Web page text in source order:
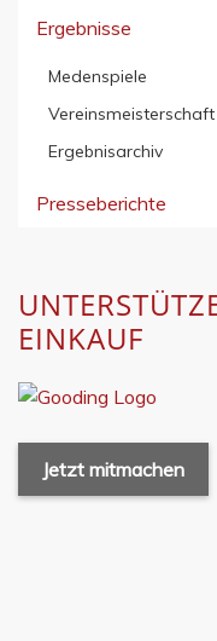
Ergebnisse
Medenspiele
Vereinsmeisterschaft
Ergebnisarchiv
Presseberichte
EINKAUF
Jetzt mitmachen